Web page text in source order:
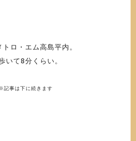
ロ・エム高島平内。
いて8分くらい。
記事は下に続きます